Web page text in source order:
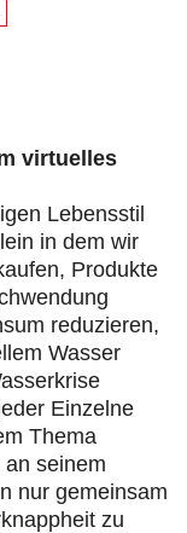
virtuelles
Lebensstil
in dem wir
Produkte
reduzieren,
Wasser
Einzelne
Thema
seinem
nur gemeinsam
zu